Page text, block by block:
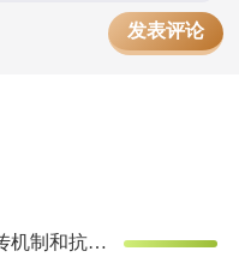
多组学解析小米代谢物驯化的遗传机制和抗炎效果